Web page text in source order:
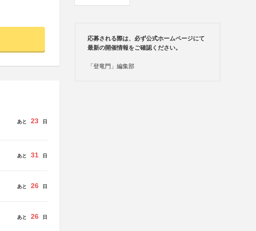
あと 23 日
あと 31 日
あと 26 日
あと 26 日
応募される際は、必ず公式ホームページにて
最新の開催情報をご確認ください。
「登竜門」編集部